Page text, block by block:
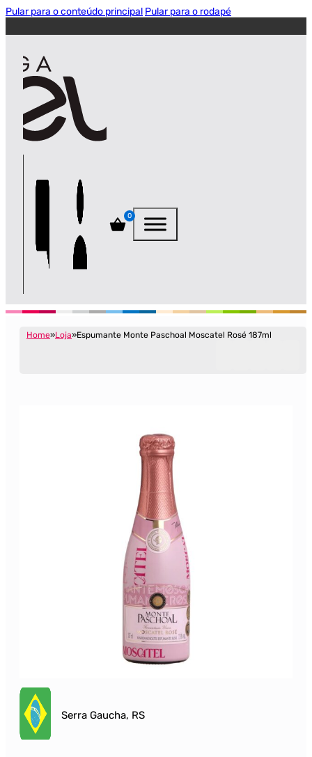
Pular para o conteúdo principal Pular para o rodapé
0
Home Loja Espumante Monte Paschoal Moscatel Rosé 187ml
Serra Gaucha, RS